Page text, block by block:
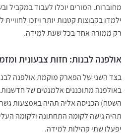
מחוברות. המורים יוכלו לעבוד במקביל
ילמדו בקבוצות קטנות יותר ויזכו
רק ממורה אחד בכל שעת למידה.
אולפנה לבנות: חזות צבעונית
באולפנה מתוכננים אלמנטים של
השטח) הכניסה אליה תהיה באמצעות
תהיה גישה לקומה התחתונה ולקומה
יפעלו שתי קהילות למידה.